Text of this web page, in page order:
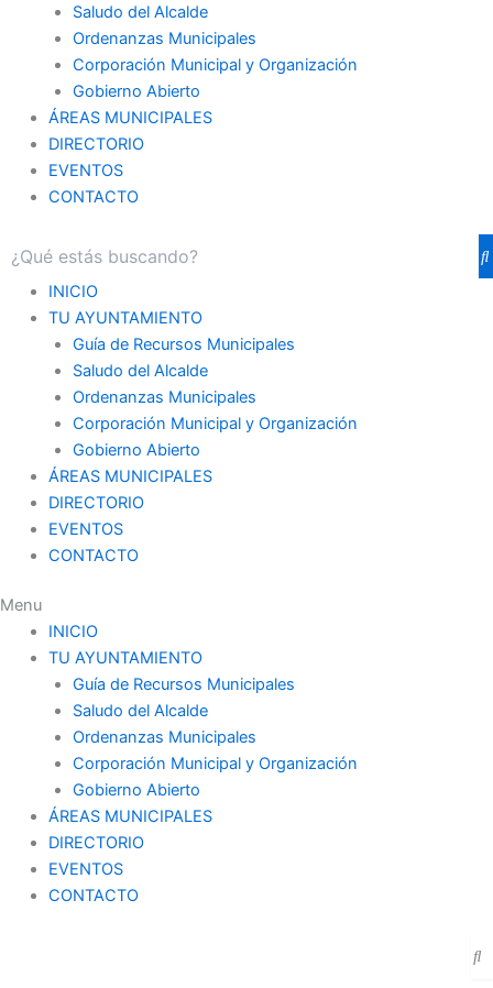
Saludo del Alcalde
Ordenanzas Municipales
Corporación Municipal y Organización
Gobierno Abierto
ÁREAS MUNICIPALES
DIRECTORIO
EVENTOS
CONTACTO
INICIO
TU AYUNTAMIENTO
Guía de Recursos Municipales
Saludo del Alcalde
Ordenanzas Municipales
Corporación Municipal y Organización
Gobierno Abierto
ÁREAS MUNICIPALES
DIRECTORIO
EVENTOS
CONTACTO
Menu
INICIO
TU AYUNTAMIENTO
Guía de Recursos Municipales
Saludo del Alcalde
Ordenanzas Municipales
Corporación Municipal y Organización
Gobierno Abierto
ÁREAS MUNICIPALES
DIRECTORIO
EVENTOS
CONTACTO